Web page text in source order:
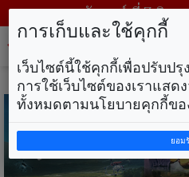
วันศุกร์ ที่ 7 สิงห
การเก็บและใช้คุกกี้
เว็บไซต์นี้ใช้คุกกี้เพื่อปรับป
การใช้เว็บไซต์ของเราแส
ทั้งหมดตามนโยบายคุกกี้ขอ
ยอม